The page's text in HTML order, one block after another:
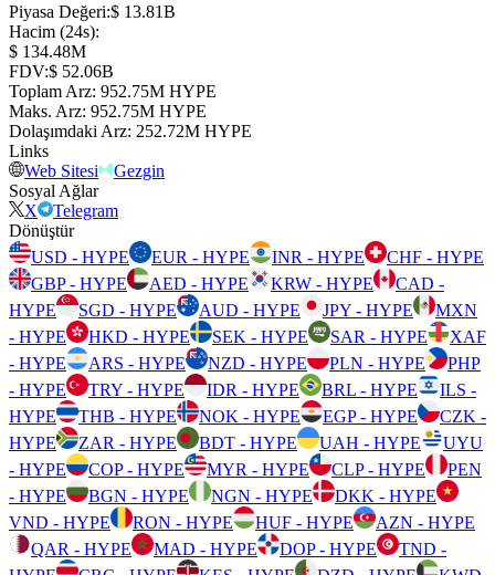
Piyasa Değeri:⁦$⁩ 13.81B
Hacim (24s):
⁦$⁩ 134.48M
FDV:⁦$⁩ 52.06B
Toplam Arz: ⁦⁩ 952.75M HYPE
Maks. Arz: ⁦⁩ 952.75M HYPE
Dolaşımdaki Arz: ⁦⁩ 252.72M HYPE
Links
Web Sitesi
Gezgin
Sosyal Ağlar
X
Telegram
Dönüştür
USD - HYPE
EUR - HYPE INR - HYPE
CHF - HYPE
GBP - HYPE
AED - HYPE KRW - HYPE
CAD -
HYPE
SGD - HYPE AUD - HYPE JPY - HYPE
MXN
- HYPE
HKD - HYPE SEK - HYPE SAR - HYPE
XAF
- HYPE
ARS - HYPE NZD - HYPE PLN - HYPE
PHP
- HYPE
TRY - HYPE IDR - HYPE BRL - HYPE
ILS -
HYPE
THB - HYPE NOK - HYPE EGP - HYPE
CZK -
HYPE
ZAR - HYPE BDT - HYPE UAH - HYPE
UYU
- HYPE
COP - HYPE MYR - HYPE CLP - HYPE
PEN
- HYPE
BGN - HYPE NGN - HYPE
DKK - HYPE
VND - HYPE
RON - HYPE HUF - HYPE
AZN - HYPE
QAR - HYPE
MAD - HYPE DOP - HYPE
TND -